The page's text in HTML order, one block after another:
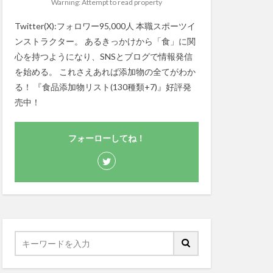
Warning: Attempt to read property
Twitter(X):フォロワー95,000人 本職スポーツイ
ンストラクター。 あるきっかけから「食」に関
心を持つようになり、SNSとブログで情報発信
を始める。 これさえあれば添加物の全てがわか
る！ 『食品添加物リスト(130種類+7)』好評発
売中！
フォーローしてね！